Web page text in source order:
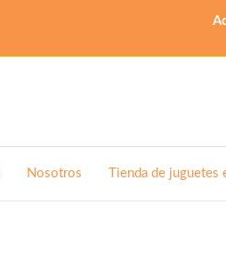
Nosotros Tienda de juguetes